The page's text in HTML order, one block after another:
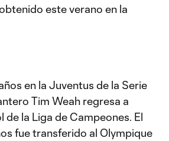
este verano en la
en la Juventus de la Serie
Tim Weah regresa a
de la Liga de Campeones. El
fue transferido al Olympique